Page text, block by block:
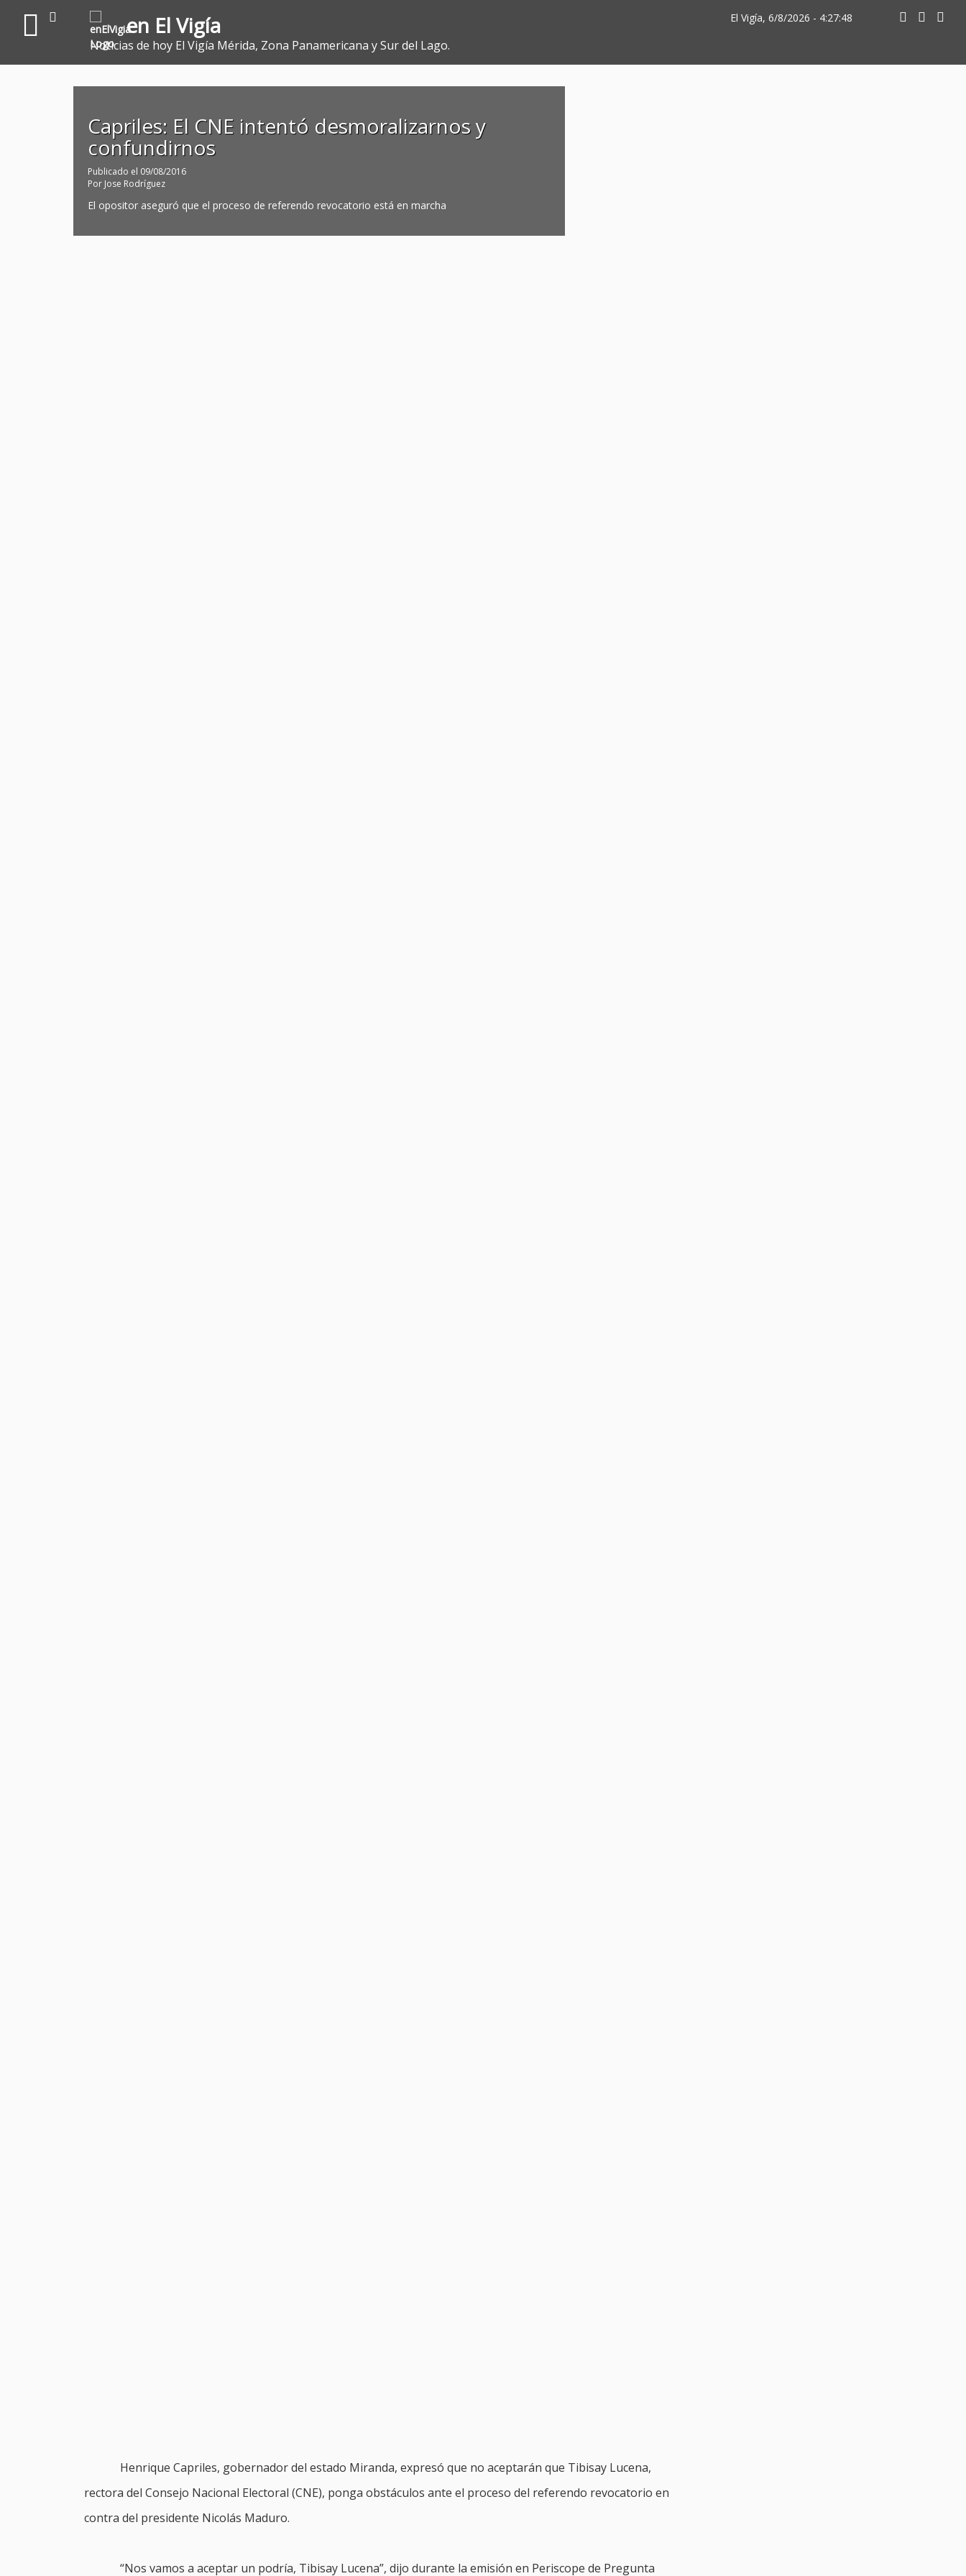
en El Vigía
Noticias de hoy El Vigía Mérida, Zona Panamericana y Sur del Lago.
El Vigía, 6/8/2026 - 4:27:48
Capriles: El CNE intentó desmoralizarnos y
confundirnos
Publicado el 09/08/2016
Por Jose Rodríguez
El opositor aseguró que el proceso de referendo revocatorio está en marcha
Henrique Capriles, gobernador del estado Miranda, expresó que no aceptarán que Tibisay Lucena,
rectora del Consejo Nacional Electoral (CNE), ponga obstáculos ante el proceso del referendo revocatorio en
contra del presidente Nicolás Maduro.
“Nos vamos a aceptar un podría, Tibisay Lucena”, dijo durante la emisión en Periscope de Pregunta